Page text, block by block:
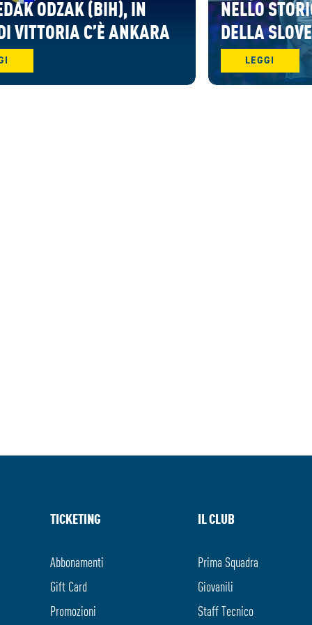
ODZAK (BIH), IN
VITTORIA C’È ANKARA
NELLO
DELLA
LEGGI
TICKETING
Abbonamenti
Gift Card
Promozioni
IL CLUB
Prima Squadra
Giovanili
Staff Tecnico